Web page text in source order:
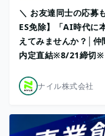
＼ お友達同士の応募
ES免除】「AI時代に
えてみませんか？│仲
内定直結※8/21締切※
ナイル株式会社